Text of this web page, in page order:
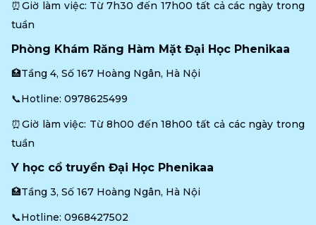
⏰Giờ làm việc: Từ 7h30 đến 17h00 tất cả các ngày trong
tuần
Phòng Khám Răng Hàm Mặt Đại Học Phenikaa
🏥Tầng 4, Số 167 Hoàng Ngân, Hà Nội
📞Hotline: 0978625499
⏰Giờ làm việc: Từ 8h00 đến 18h00 tất cả các ngày trong
tuần
Y học cổ truyền Đại Học Phenikaa
🏥Tầng 3, Số 167 Hoàng Ngân, Hà Nội
📞Hotline: 0968427502